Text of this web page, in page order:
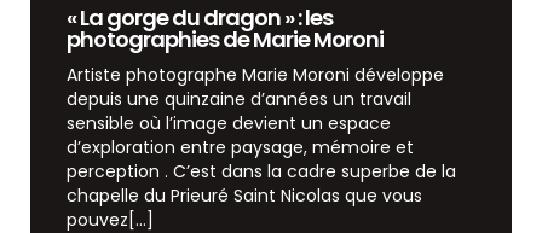
« La gorge du dragon » : les
photographies de Marie Moroni
Artiste photographe Marie Moroni développe
depuis une quinzaine d’années un travail
sensible où l’image devient un espace
d’exploration entre paysage, mémoire et
perception . C’est dans la cadre superbe de la
chapelle du Prieuré Saint Nicolas que vous
pouvez[...]